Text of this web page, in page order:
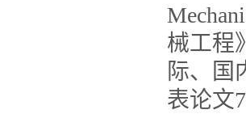
械工程
际、国
表论文